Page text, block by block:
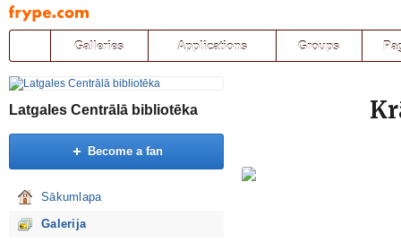
Pāriet
uz
saturu
Galleries Applications Groups
Latgales Centrālā bibliotēka
Become a fan
Sākumlapa
Galerija